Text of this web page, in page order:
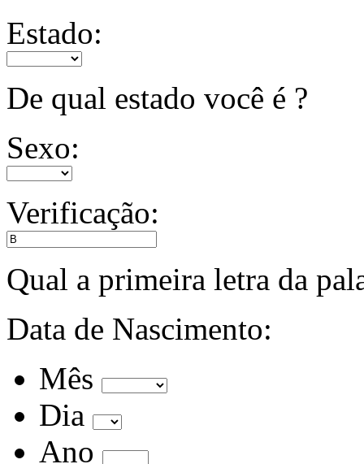
Estado:
De qual estado você é ?
Sexo:
Verificação:
Qual a primeira letra da
Data de Nascimento:
Mês
Dia
Ano